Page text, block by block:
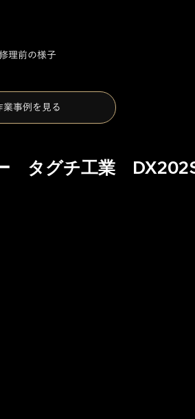
理前の様子
業事例を見る
　タグチ工業　